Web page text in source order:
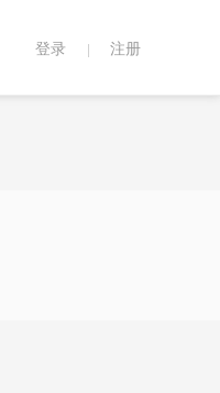
登录 注册